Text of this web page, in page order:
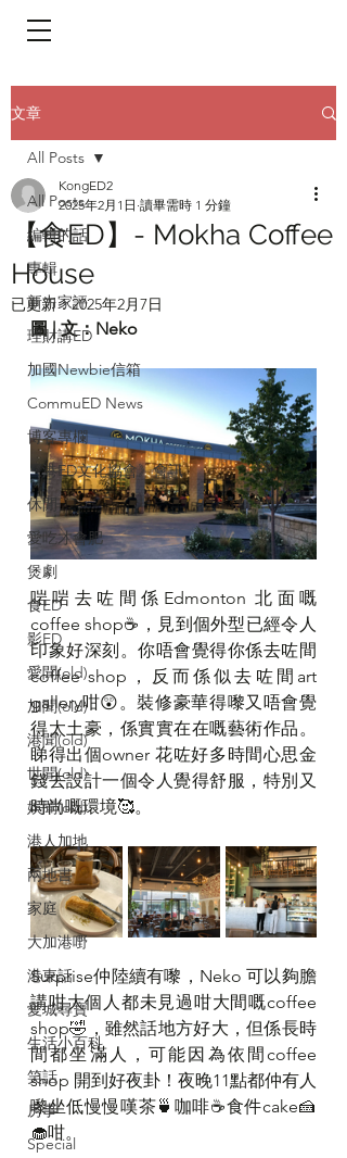
文章
All Posts
編輯的話
專輯
新力家評
理財講ED
加國Newbie信箱
CommuED News
博客專欄
《港ED文化協會》會訊
休閒
愛吃才會肥
煲劇
食ED
影ED
愛聞(old)
加聞(old)
港聞(old)
世聞(old)
娛聞(old)
港人加地
兩地書
家庭
大加港嘢
港東話
愛城尋寶
生活小百科
笑話
房事
Special
All Posts
【食ED】- Mokha Coffee
House
KongED2
2025年2月1日 讀畢需時 1 分鐘
已更新：2025年2月7日
圖 | 文：Neko
啱啱去咗間係Edmonton 北面嘅
coffee shop☕️，見到個外型已經令人
印象好深刻。你唔會覺得你係去咗間
coffee shop，反而係似去咗間art
gallery咁😲。裝修豪華得嚟又唔會覺
得太土豪，係實實在在嘅藝術作品。
睇得出個owner 花咗好多時間心思金
錢去設計一個令人覺得舒服，特別又
時尚嘅環境🥰。
Surprise仲陸續有嚟，Neko 可以夠膽
講咁大個人都未見過咁大間嘅coffee
shop🤣，雖然話地方好大，但係長時
間都坐滿人，可能因為依間coffee
shop 開到好夜卦！夜晚11點都仲有人
嚟坐低慢慢嘆茶🍵咖啡☕️食件cake🍰
🧁咁。